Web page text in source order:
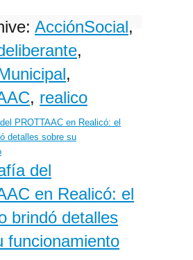
AcciónSocial,
,
,
, realico
del
en Realicó: el
brindó detalles
funcionamiento